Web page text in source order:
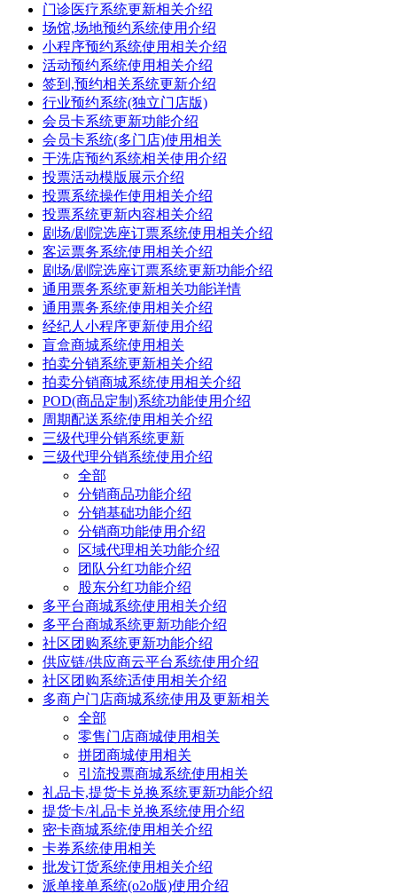
门诊医疗系统更新相关介绍
场馆,场地预约系统使用介绍
小程序预约系统使用相关介绍
活动预约系统使用相关介绍
签到,预约相关系统更新介绍
行业预约系统(独立门店版)
会员卡系统更新功能介绍
会员卡系统(多门店)使用相关
干洗店预约系统相关使用介绍
投票活动模版展示介绍
投票系统操作使用相关介绍
投票系统更新内容相关介绍
剧场/剧院选座订票系统使用相关介绍
客运票务系统使用相关介绍
剧场/剧院选座订票系统更新功能介绍
通用票务系统更新相关功能详情
通用票务系统使用相关介绍
经纪人小程序更新使用介绍
盲盒商城系统使用相关
拍卖分销系统更新相关介绍
拍卖分销商城系统使用相关介绍
POD(商品定制)系统功能使用介绍
周期配送系统使用相关介绍
三级代理分销系统更新
三级代理分销系统使用介绍
全部
分销商品功能介绍
分销基础功能介绍
分销商功能使用介绍
区域代理相关功能介绍
团队分红功能介绍
股东分红功能介绍
多平台商城系统使用相关介绍
多平台商城系统更新功能介绍
社区团购系统更新功能介绍
供应链/供应商云平台系统使用介绍
社区团购系统适使用相关介绍
多商户门店商城系统使用及更新相关
全部
零售门店商城使用相关
拼团商城使用相关
引流投票商城系统使用相关
礼品卡,提货卡兑换系统更新功能介绍
提货卡/礼品卡兑换系统使用介绍
密卡商城系统使用相关介绍
卡券系统使用相关
批发订货系统使用相关介绍
派单接单系统(o2o版)使用介绍